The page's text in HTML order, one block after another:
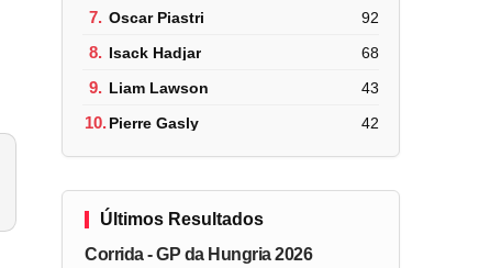
7. Oscar Piastri 92
8. Isack Hadjar 68
9. Liam Lawson 43
10.Pierre Gasly 42
Últimos Resultados
Corrida - GP da Hungria 2026